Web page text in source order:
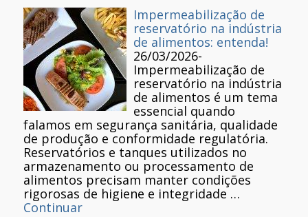
Impermeabilização de
reservatório na indústria
de alimentos: entenda!
26/03/2026-
Impermeabilização de
reservatório na indústria
de alimentos é um tema
essencial quando
falamos em segurança sanitária, qualidade
de produção e conformidade regulatória.
Reservatórios e tanques utilizados no
armazenamento ou processamento de
alimentos precisam manter condições
rigorosas de higiene e integridade …
Continuar